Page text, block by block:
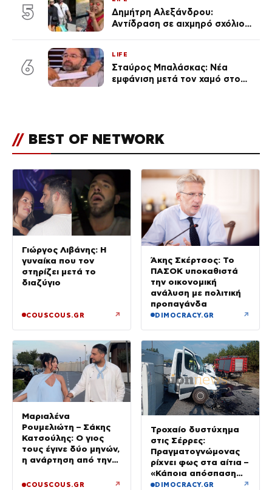
5
Δημήτρη Αλεξάνδρου:
Αντίδραση σε αιχμηρό σχόλιο
6
LIFE
Σταύρος Μπαλάσκας: Νέα
εμφάνιση μετά τον χαμό στο
// BEST OF NETWORK
Γιώργος Λιβάνης: Η
γυναίκα που τον
στηρίζει μετά το
διαζύγιο
COUSCOUS.GR ↗
Άκης Σκέρτσος: Το
ΠΑΣΟΚ υποκαθιστά
την οικονομική
ανάλυση με πολιτική
προπαγάνδα
DIMOCRACY.GR ↗
Μαριαλένα
Ρουμελιώτη – Σάκης
Κατσούλης: Ο γιος
τους έγινε δύο μηνών,
η ανάρτηση από την
COUSCOUS.GR ↗
Τροχαίο δυστύχημα
στις Σέρρες:
Πραγματογνώμονας
ρίχνει φως στα αίτια –
«Κάποια απόσπαση
προσοχής, ίσως
DIMOCRACY.GR ↗